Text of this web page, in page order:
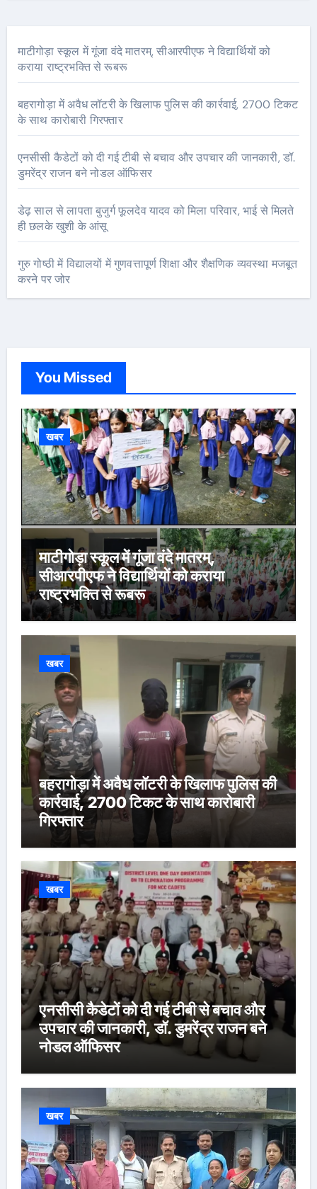
माटीगोड़ा स्कूल में गूंजा वंदे मातरम्, सीआरपीएफ ने विद्यार्थियों को
कराया राष्ट्रभक्ति से रूबरू
बहरागोड़ा में अवैध लॉटरी के खिलाफ पुलिस की कार्रवाई, 2700 टिकट
के साथ कारोबारी गिरफ्तार
एनसीसी कैडेटों को दी गई टीबी से बचाव और उपचार की जानकारी, डॉ.
डुमरेंद्र राजन बने नोडल ऑफिसर
डेढ़ साल से लापता बुजुर्ग फूलदेव यादव को मिला परिवार, भाई से मिलते
ही छलके खुशी के आंसू
गुरु गोष्ठी में विद्यालयों में गुणवत्तापूर्ण शिक्षा और शैक्षणिक व्यवस्था मजबूत
करने पर जोर
You Missed
खबर
माटीगोड़ा स्कूल में गूंजा वंदे मातरम्,
सीआरपीएफ ने विद्यार्थियों को कराया
राष्ट्रभक्ति से रूबरू
खबर
बहरागोड़ा में अवैध लॉटरी के खिलाफ पुलिस की
कार्रवाई, 2700 टिकट के साथ कारोबारी
गिरफ्तार
खबर
एनसीसी कैडेटों को दी गई टीबी से बचाव और
उपचार की जानकारी, डॉ. डुमरेंद्र राजन बने
नोडल ऑफिसर
खबर